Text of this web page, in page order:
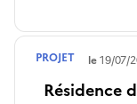
Résidence
Terminé le19/07/
PROJET